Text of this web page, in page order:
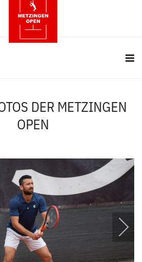
DER METZINGEN
OPEN